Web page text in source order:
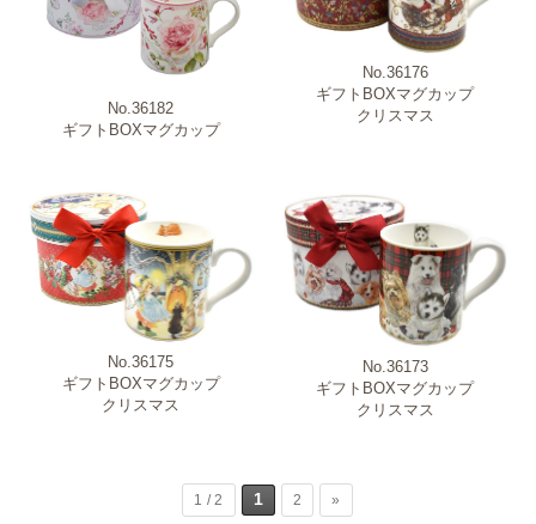
No.36182
ギフトBOXマグカップ
No.36176
ギフトBOXマグカップ
クリスマス
No.36175
ギフトBOXマグカップ
クリスマス
No.36173
ギフトBOXマグカップ
クリスマス
1 / 2 1 2 »